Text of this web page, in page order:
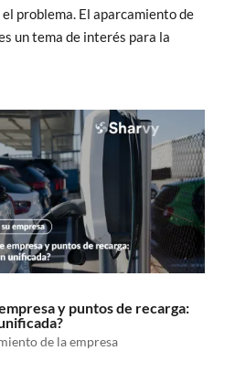
problema. El aparcamiento de
un tema de interés para la
y puntos de recarga:
de la empresa